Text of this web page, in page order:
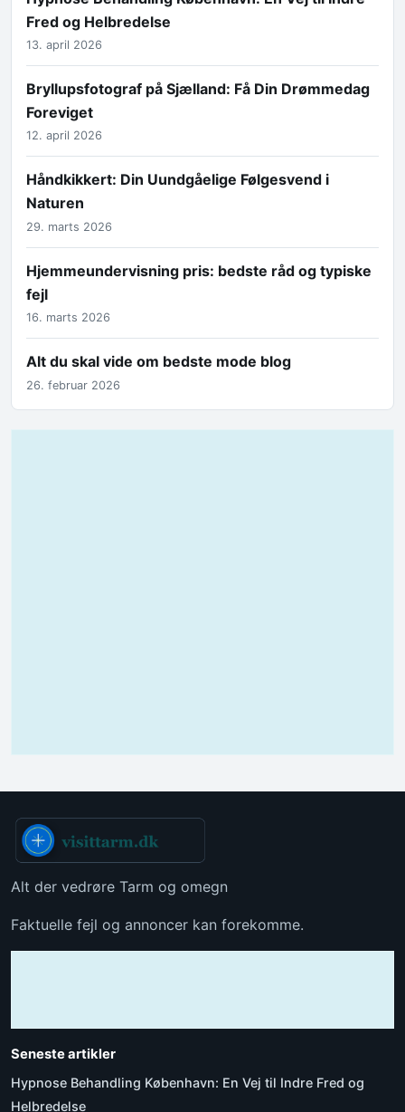
Fred og Helbredelse
13. april 2026
Bryllupsfotograf på Sjælland: Få Din Drømmedag
Foreviget
12. april 2026
Håndkikkert: Din Uundgåelige Følgesvend i
Naturen
29. marts 2026
Hjemmeundervisning pris: bedste råd og typiske
fejl
16. marts 2026
Alt du skal vide om bedste mode blog
26. februar 2026
Alt der vedrøre Tarm og omegn
Faktuelle fejl og annoncer kan forekomme.
Seneste artikler
Hypnose Behandling København: En Vej til Indre Fred og
Helbredelse